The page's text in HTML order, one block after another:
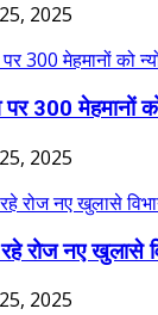
2025
300 मेहमानों
2025
रोज नए खुलासे
2025